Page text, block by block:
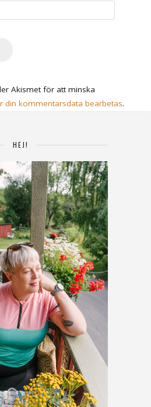
Akismet för att minska
din kommentarsdata bearbetas.
HEJ!